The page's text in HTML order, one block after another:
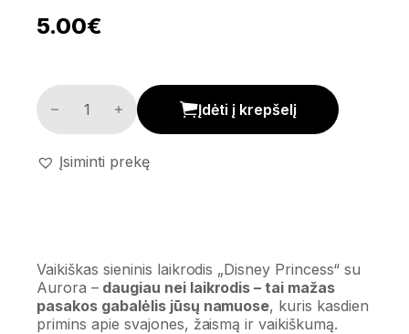
5.00€
Sieninis laikrodis 'Disney Princess' kiekis
Įdėti į krepšelį
Įsiminti prekę
Vaikiškas sieninis laikrodis „Disney Princess“ su
Aurora –daugiau nei laikrodis – tai mažas
pasakos gabalėlis jūsų namuose, kuris kasdien
primins apie svajones, žaismą ir vaikiškumą.